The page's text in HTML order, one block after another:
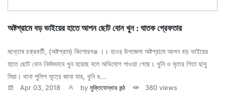
অষ্টগ্রামে বড় ভাইয়ের হাতে আপন ছোট বোন খুন : ঘাতক গ্রেফতার
মন্তোষ চক্রবর্তী, (অষ্টগ্রাম) কিশোরগঞ্জ ।। হাওর উপজেলা অষ্টগ্রামে আপন বড় ভাইয়ের
হাতে ছোট বোন নির্মমভাবে খুন হয়েছে বলে অভিযোগ পাওয়া গেছে। খুনি ও মৃতার পিতা ছাবু
মিয়া। থানা পুলিশ সূত্রে জানা যায়, খুনি ব...
Apr 03, 2018 by মুক্তিযোদ্ধার কন্ঠ 380 views